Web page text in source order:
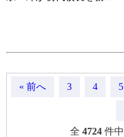
« 前へ 3 4 5
全 4724件中